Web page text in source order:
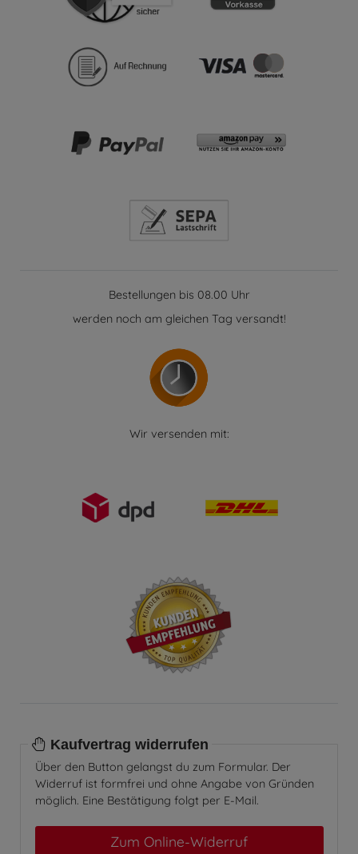
Bestellungen bis 08.00 Uhr
werden noch am gleichen Tag versandt!
Wir versenden mit:
Kaufvertrag widerrufen
Über den Button gelangst du zum Formular. Der
Widerruf ist formfrei und ohne Angabe von Gründen
möglich. Eine Bestätigung folgt per E-Mail.
Zum Online-Widerruf